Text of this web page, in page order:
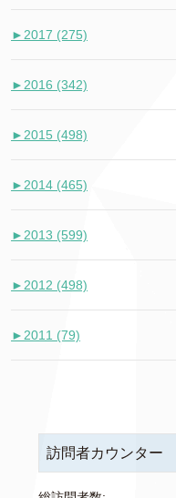
► 2017 (275)
► 2016 (342)
► 2015 (498)
► 2014 (465)
► 2013 (599)
► 2012 (498)
► 2011 (79)
訪問者カウンター